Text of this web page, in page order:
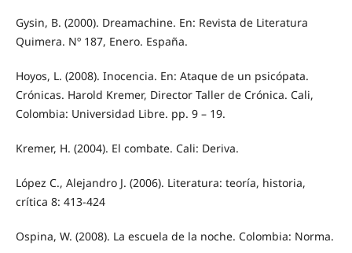
Gysin, B. (2000). Dreamachine. En: Revista de Literatura
Quimera. Nº 187, Enero. España.
Hoyos, L. (2008). Inocencia. En: Ataque de un psicópata.
Crónicas. Harold Kremer, Director Taller de Crónica. Cali,
Colombia: Universidad Libre. pp. 9 – 19.
Kremer, H. (2004). El combate. Cali: Deriva.
López C., Alejandro J. (2006). Literatura: teoría, historia,
crítica 8: 413-424
Ospina, W. (2008). La escuela de la noche. Colombia: Norma.